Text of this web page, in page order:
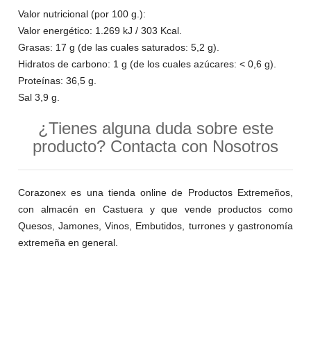
Valor nutricional (por 100 g.):
Valor energético: 1.269 kJ / 303 Kcal.
Grasas: 17 g (de las cuales saturados: 5,2 g).
Hidratos de carbono: 1 g (de los cuales azúcares: < 0,6 g).
Proteínas: 36,5 g.
Sal 3,9 g.
¿Tienes alguna duda sobre este
producto? Contacta con Nosotros
Corazonex es una tienda online de Productos Extremeños,
con almacén en Castuera y que vende productos como
Quesos, Jamones, Vinos, Embutidos, turrones y gastronomía
extremeña en general.